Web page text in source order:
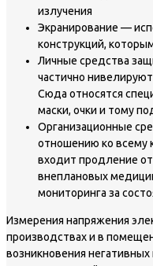
излучения
Экранирование —
конструкций,
Личные средства
частично
Сюда относятся
маски, очки и тому
Организационные
отношению ко всему
входит продление
внеплановых
мониторинга за
Измерения напряжения
производствах и в
возникновения